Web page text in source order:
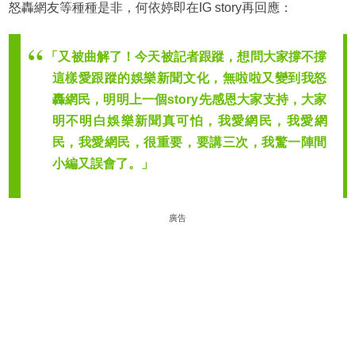
怒轟網友等種種是非，何依婷即在IG story再回應：
「又被曲解了！今天被記者跟蹤，想問大家撐不撐
這樣愛跟蹤的娛樂新聞文化，無啦啦又變到我怒
轟網民，明明上一個story先感恩大家支持，大家
明不明白娛樂新聞真可怕，我愛網民，我愛網
民，我愛網民，很重要，要講三次，我驚一陣間
小編又誤會了。」
廣告